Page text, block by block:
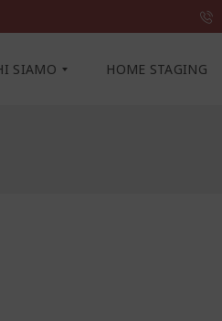
SIAMO HOME STAGING